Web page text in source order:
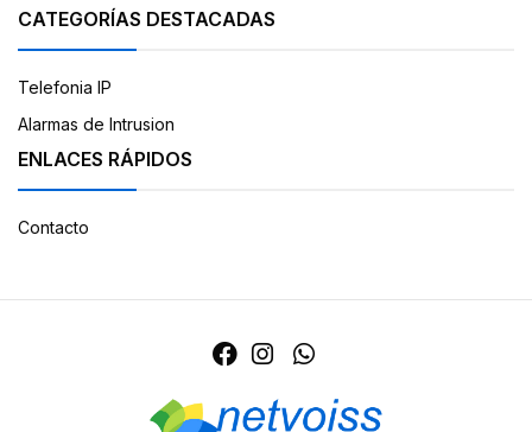
CATEGORÍAS DESTACADAS
Telefonia IP
Alarmas de Intrusion
ENLACES RÁPIDOS
Contacto